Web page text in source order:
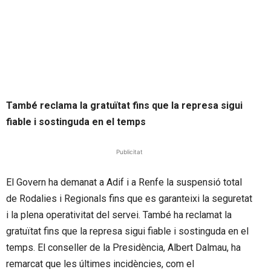
També reclama la gratuïtat fins que la represa sigui
fiable i sostinguda en el temps
Publicitat
El Govern ha demanat a Adif i a Renfe la suspensió total
de Rodalies i Regionals fins que es garanteixi la seguretat
i la plena operativitat del servei. També ha reclamat la
gratuïtat fins que la represa sigui fiable i sostinguda en el
temps. El conseller de la Presidència, Albert Dalmau, ha
remarcat que les últimes incidències, com el